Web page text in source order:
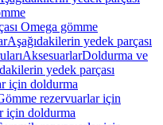
Omega gömme
Aşağıdakilerin yedek parçası
AksesuarlarDoldurma ve
yedek parçası
için doldurma
rezervuarlar için
için doldurma